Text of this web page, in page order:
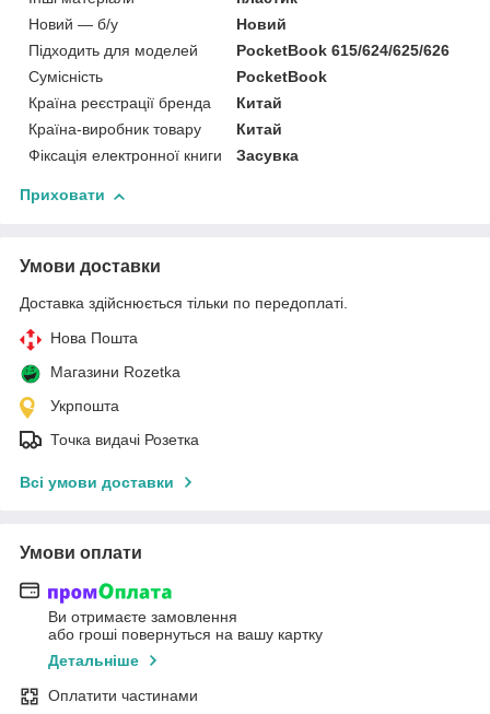
Новий — б/у
Новий
Підходить для моделей
PocketBook 615/624/625/626
Сумісність
PocketBook
Країна реєстрації бренда
Китай
Країна-виробник товару
Китай
Фіксація електронної книги
Засувка
Приховати
Умови доставки
Доставка здійснюється тільки по передоплаті.
Нова Пошта
Магазини Rozetka
Укрпошта
Точка видачі Розетка
Всі умови доставки
Умови оплати
Ви отримаєте замовлення
або гроші повернуться на вашу картку
Детальніше
Оплатити частинами